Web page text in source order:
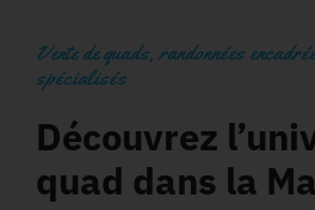
Vente de quads, randonnées
spécialisés
Découvrez
quad dans la